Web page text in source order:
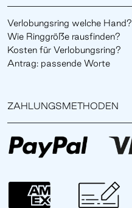
Verlobungsring welche Hand?
Wie Ringgröße rausfinden?
Kosten für Verlobungsring?
Antrag: passende Worte
ZAHLUNGSMETHODEN